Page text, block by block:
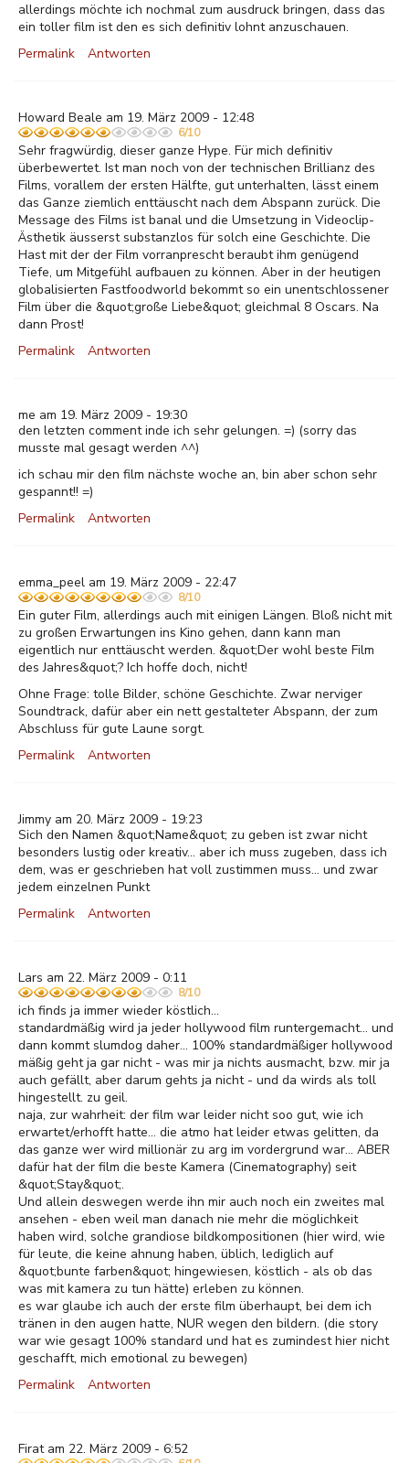
allerdings möchte ich nochmal zum ausdruck bringen, dass das
ein toller film ist den es sich definitiv lohnt anzuschauen.
Permalink
Antworten
Howard Beale am 19. März 2009 - 12:48
6/10
Sehr fragwürdig, dieser ganze Hype. Für mich definitiv
überbewertet. Ist man noch von der technischen Brillianz des
Films, vorallem der ersten Hälfte, gut unterhalten, lässt einem
das Ganze ziemlich enttäuscht nach dem Abspann zurück. Die
Message des Films ist banal und die Umsetzung in Videoclip-
Ästhetik äusserst substanzlos für solch eine Geschichte. Die
Hast mit der der Film vorranprescht beraubt ihm genügend
Tiefe, um Mitgefühl aufbauen zu können. Aber in der heutigen
globalisierten Fastfoodworld bekommt so ein unentschlossener
Film über die &quot;große Liebe&quot; gleichmal 8 Oscars. Na
dann Prost!
Permalink
Antworten
me am 19. März 2009 - 19:30
den letzten comment inde ich sehr gelungen. =) (sorry das
musste mal gesagt werden ^^)
ich schau mir den film nächste woche an, bin aber schon sehr
gespannt!! =)
Permalink
Antworten
emma_peel am 19. März 2009 - 22:47
8/10
Ein guter Film, allerdings auch mit einigen Längen. Bloß nicht mit
zu großen Erwartungen ins Kino gehen, dann kann man
eigentlich nur enttäuscht werden. &quot;Der wohl beste Film
des Jahres&quot;? Ich hoffe doch, nicht!
Ohne Frage: tolle Bilder, schöne Geschichte. Zwar nerviger
Soundtrack, dafür aber ein nett gestalteter Abspann, der zum
Abschluss für gute Laune sorgt.
Permalink
Antworten
Jimmy am 20. März 2009 - 19:23
Sich den Namen &quot;Name&quot; zu geben ist zwar nicht
besonders lustig oder kreativ... aber ich muss zugeben, dass ich
dem, was er geschrieben hat voll zustimmen muss... und zwar
jedem einzelnen Punkt
Permalink
Antworten
Lars am 22. März 2009 - 0:11
8/10
ich finds ja immer wieder köstlich...
standardmäßig wird ja jeder hollywood film runtergemacht... und
dann kommt slumdog daher... 100% standardmäßiger hollywood
mäßig geht ja gar nicht - was mir ja nichts ausmacht, bzw. mir ja
auch gefällt, aber darum gehts ja nicht - und da wirds als toll
hingestellt. zu geil.
naja, zur wahrheit: der film war leider nicht soo gut, wie ich
erwartet/erhofft hatte... die atmo hat leider etwas gelitten, da
das ganze wer wird millionär zu arg im vordergrund war... ABER
dafür hat der film die beste Kamera (Cinematography) seit
&quot;Stay&quot;.
Und allein deswegen werde ihn mir auch noch ein zweites mal
ansehen - eben weil man danach nie mehr die möglichkeit
haben wird, solche grandiose bildkompositionen (hier wird, wie
für leute, die keine ahnung haben, üblich, lediglich auf
&quot;bunte farben&quot; hingewiesen, köstlich - als ob das
was mit kamera zu tun hätte) erleben zu können.
es war glaube ich auch der erste film überhaupt, bei dem ich
tränen in den augen hatte, NUR wegen den bildern. (die story
war wie gesagt 100% standard und hat es zumindest hier nicht
geschafft, mich emotional zu bewegen)
Permalink
Antworten
Firat am 22. März 2009 - 6:52